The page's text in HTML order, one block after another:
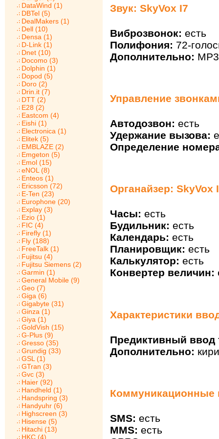
DataWind (1)
DBTel (5)
DealMakers (1)
Dell (10)
Densa (1)
D-Link (1)
Dnet (10)
Docomo (3)
Dolphin (1)
Dopod (5)
Doro (2)
Drin.it (7)
DTT (2)
E28 (2)
Eastcom (4)
Eishi (1)
Electronica (1)
Elitek (5)
EMBLAZE (2)
Emgeton (5)
Emol (15)
eNOL (8)
Enteos (1)
Ericsson (72)
E-Ten (23)
Europhone (20)
Explay (3)
Ezio (1)
FIC (4)
Firefly (1)
Fly (188)
FreeTalk (1)
Fujitsu (4)
Fujitsu Siemens (2)
Garmin (1)
General Mobile (9)
Geo (7)
Giga (6)
Gigabyte (31)
Ginza (1)
Giya (1)
GoldVish (15)
G-Plus (9)
Gresso (35)
Grundig (33)
GSL (1)
GTran (3)
Gvc (3)
Haier (92)
Handheld (1)
Handspring (3)
Handyuhr (6)
Highscreen (3)
Hisense (5)
Hitachi (13)
HKC (4)
Звук: SkyVox I7
Виброзвонок: есть
Полифония: 72-
Дополнительно:
Управление
Автодозвон: есть
Удержание вызова:
Определение
Органайзер: SkyVox
Часы: есть
Будильник: есть
Календарь: есть
Планировщик: есть
Калькулятор: есть
Конвертер величин:
Характеристики
Предиктивный ввод
Дополнительно:
Коммуникационные
SMS: есть
MMS: есть